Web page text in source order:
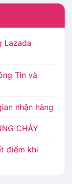
Lazada
Tin và
nhận hàng
CHÁY
điểm khi